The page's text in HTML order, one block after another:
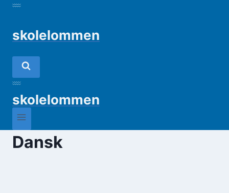
Fortsæt
indhold
skolelommen
skolelommen
Dansk